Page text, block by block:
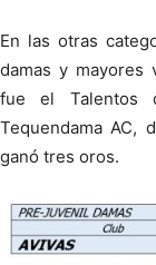
En las otras
damas y mayores
fue el Talentos
Tequendama AC,
ganó tres oros.